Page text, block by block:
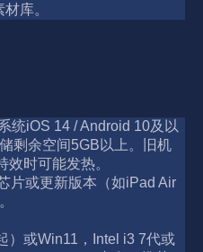
库。
统iOS 14 / Android 10及以
剩余空间5GB以上。旧机
时可能发热。
片或更新版本（如iPad Air
）或Win11，Intel i3 7代或